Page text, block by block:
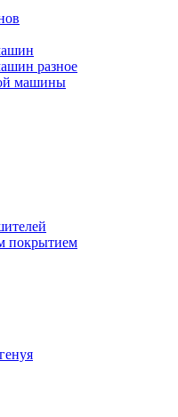
разное
машины
покрытием